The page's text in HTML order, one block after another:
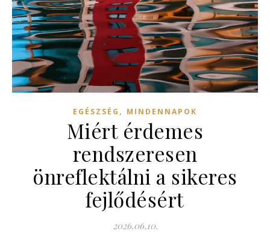
EGÉSZSÉG , MINDENNAPOK
Miért érdemes
rendszeresen
önreflektálni a sikeres
fejlődésért
2026.06.10.